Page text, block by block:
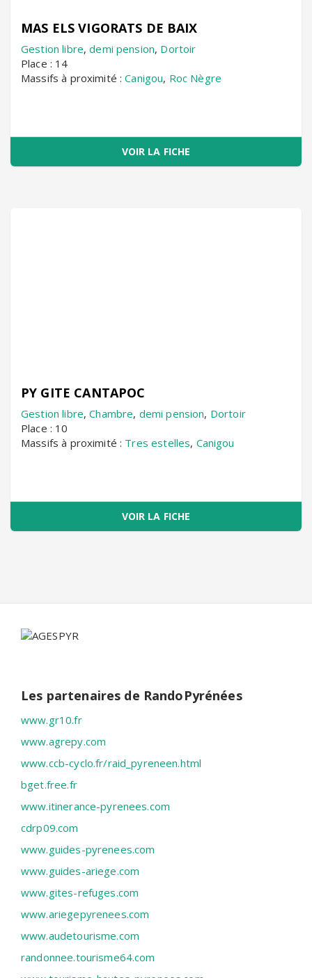
MAS ELS VIGORATS DE BAIX
Gestion libre,demi pension, Dortoir
Place : 14
Massifs à proximité :Canigou, Roc Nègre
VOIR LA FICHE
PY GITE CANTAPOC
Gestion libre,Chambre, demi pension, Dortoir
Place : 10
Massifs à proximité : Tres estelles, Canigou
VOIR LA FICHE
Les partenaires de RandoPyrénées
www.gr10.fr
www.agrepy.com
www.ccb-cyclo.fr/raid_pyreneen.html
bget.free.fr
www.itinerance-pyrenees.com
cdrp09.com
www.guides-pyrenees.com
www.guides-ariege.com
www.gites-refuges.com
www.ariegepyrenees.com
www.audetourisme.com
randonnee.tourisme64.com